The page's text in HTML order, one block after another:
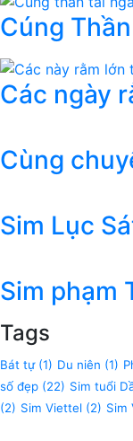
Cúng
Các ngày
Cùng
Sim Lục
Sim phạm
Tags
Bát tự(1) Du niên (1)
số đẹp (22) Sim tuổi
(2) Sim Viettel (2) Sim